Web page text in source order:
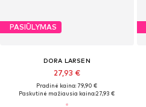
PASIŪLYMAS
DORA LARSEN
27,93 €
Pradinė kaina: 79,90 €
Paskutinė mažiausia kaina:27,93 €